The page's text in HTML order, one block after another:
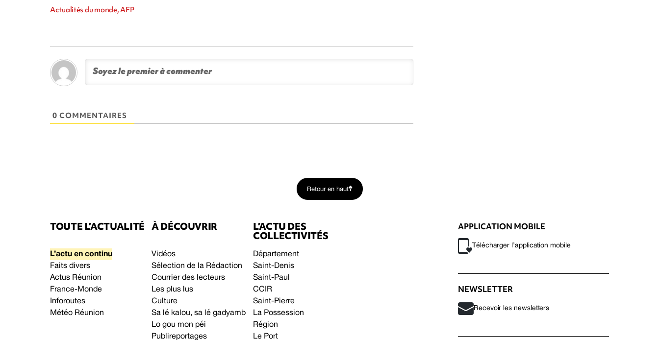
Actualités du monde, AFP
0 COMMENTAIRES
Retour en haut
TOUTE L’ACTUALITÉ
L’actu en continu
Faits divers
Actus Réunion
France-Monde
Inforoutes
Météo Réunion
À DÉCOUVRIR
Vidéos
Sélection de la Rédaction
Courrier des lecteurs
Les plus lus
Culture
Sa lé kalou, sa lé gadyamb
Lo gou mon péi
Publireportages
L’ACTU DES
COLLECTIVITÉS
Département
Saint-Denis
Saint-Paul
CCIR
Saint-Pierre
La Possession
Région
Le Port
APPLICATION MOBILE
Télécharger l’application mobile
NEWSLETTER
Recevoir les newsletters